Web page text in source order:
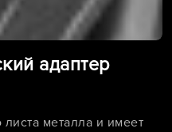
адаптер
металла и имеет